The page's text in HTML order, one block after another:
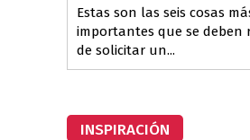
Estas son las seis cosas
importantes que se deben
de solicitar un...
INSPIRACIÓN